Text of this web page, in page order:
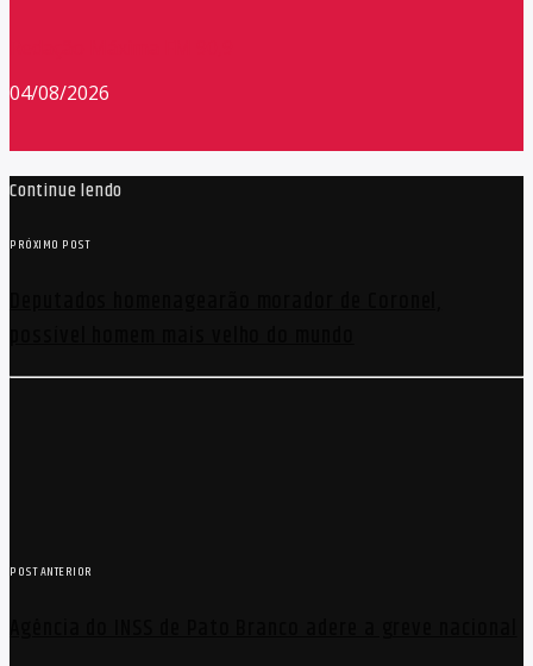
04/08/2026
Continue lendo
PRÓXIMO POST
POST ANTERIOR